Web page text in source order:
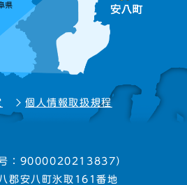
個人情報取扱規程
号：9000020213837）
郡安八町氷取161番地